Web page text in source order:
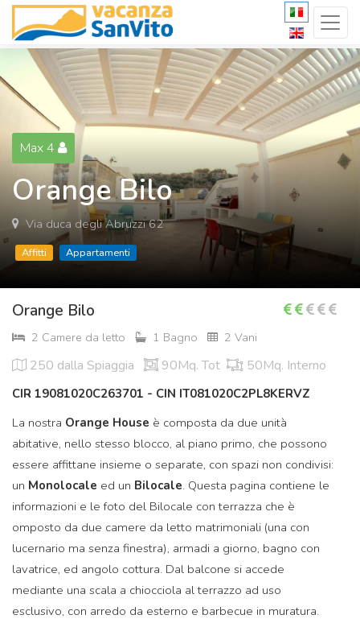
Max 4
Orange Bilo
Via duca degli Abruzzi 62
Affitti Appartamenti
Orange Bilo
2 Camere da letto 1 Bagno 2 Vani
250 dalla Spiaggia 90Mq. Tot 50Mq. Interno
CIR 19081020C263701 - CIN IT081020C2PL8KERVZ
La nostra Orange House è composta da due unità
abitative, nello stesso blocco, al piano primo, che possono
essere affittane insieme o separate, con spazi non condivisi:
un Monolocale ed un Bilocale. Questa pagina contiene le
informazioni e le foto del Bilocale con terrazza che è
omposto da due camere da letto matrimoniali (una con
lucernario ma senza finestra), armadi a giorno, bagno con
lavatrice, ed angolo cottura. Dal balcone si accede
mediante una scala a chiocciola al terrazzo ad uso
esclusivo, con arredo da esterno e barbecue in muratura.